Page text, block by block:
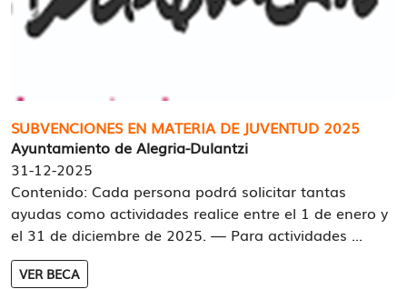
SUBVENCIONES EN MATERIA DE JUVENTUD 2025
Ayuntamiento de Alegria-Dulantzi
31-12-2025
Contenido: Cada persona podrá solicitar tantas
ayudas como actividades realice entre el 1 de enero y
el 31 de diciembre de 2025. — Para actividades ...
VER BECA